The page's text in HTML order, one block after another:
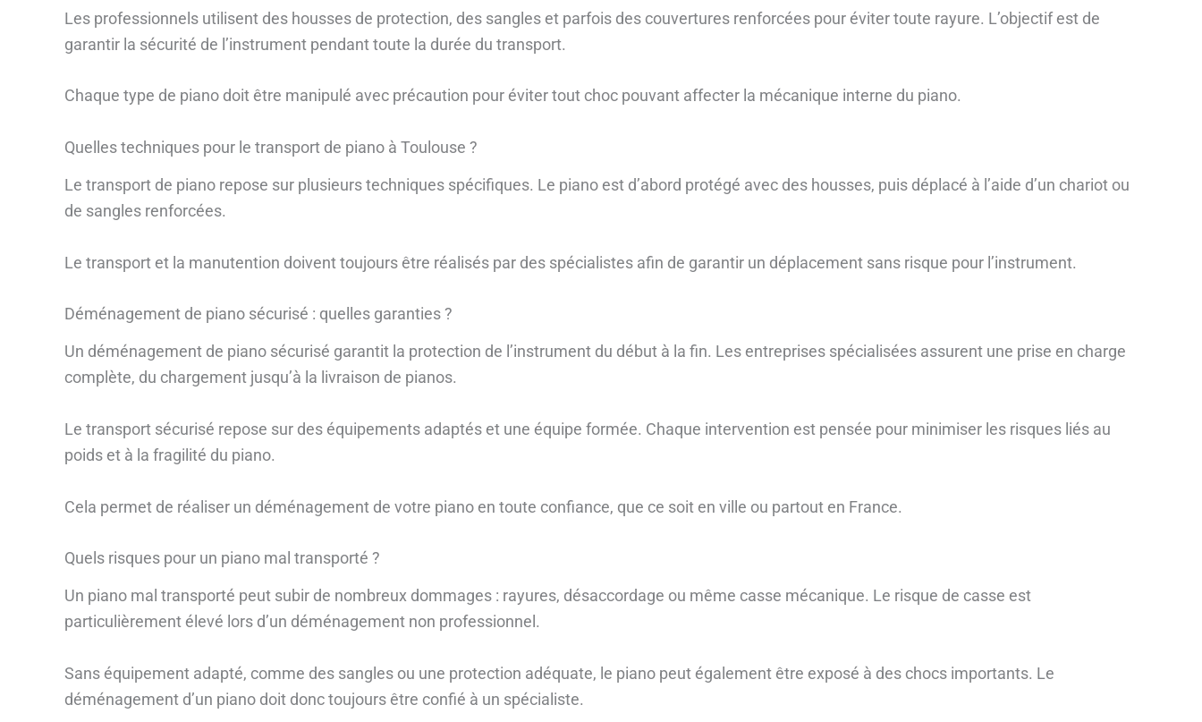
Les professionnels utilisent des housses de protection, des sangles et parfois des couvertures renforcées pour éviter toute rayure. L’objectif est de
garantir la sécurité de l’instrument pendant toute la durée du transport.
Chaque type de piano doit être manipulé avec précaution pour éviter tout choc pouvant affecter la mécanique interne du piano.
Quelles techniques pour le transport de piano à Toulouse ?
Le transport de piano repose sur plusieurs techniques spécifiques. Le piano est d’abord protégé avec des housses, puis déplacé à l’aide d’un chariot ou
de sangles renforcées.
Le transport et la manutention doivent toujours être réalisés par des spécialistes afin de garantir un déplacement sans risque pour l’instrument.
Déménagement de piano sécurisé : quelles garanties ?
Un déménagement de piano sécurisé garantit la protection de l’instrument du début à la fin. Les entreprises spécialisées assurent une prise en charge
complète, du chargement jusqu’à la livraison de pianos.
Le transport sécurisé repose sur des équipements adaptés et une équipe formée. Chaque intervention est pensée pour minimiser les risques liés au
poids et à la fragilité du piano.
Cela permet de réaliser un déménagement de votre piano en toute confiance, que ce soit en ville ou partout en France.
Quels risques pour un piano mal transporté ?
Un piano mal transporté peut subir de nombreux dommages : rayures, désaccordage ou même casse mécanique. Le risque de casse est
particulièrement élevé lors d’un déménagement non professionnel.
Sans équipement adapté, comme des sangles ou une protection adéquate, le piano peut également être exposé à des chocs importants. Le
déménagement d’un piano doit donc toujours être confié à un spécialiste.